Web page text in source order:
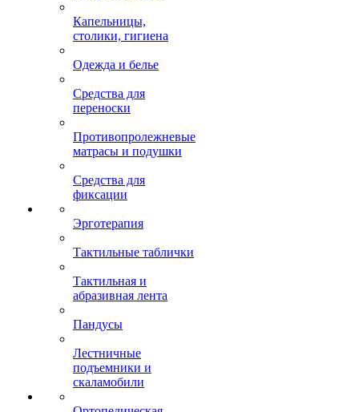
Капельницы,
столики, гигиена
Одежда и белье
Средства для
переноски
Противопролежневые
матрасы и подушки
Средства для
фиксации
Эрготерапия
Тактильные таблички
Тактильная и
абразивная лента
Пандусы
Лестничные
подъемники и
скаламобили